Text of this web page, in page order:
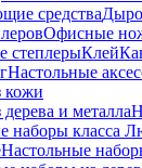
средства
Офисные
степлерыКлей
Настольные
кожи
и металла
наборы класса
Настольные